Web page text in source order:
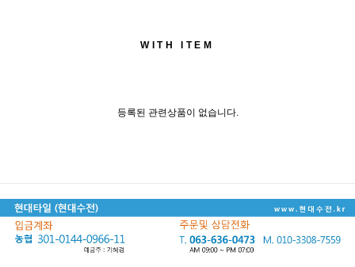
WITH ITEM
등록된 관련상품이 없습니다.